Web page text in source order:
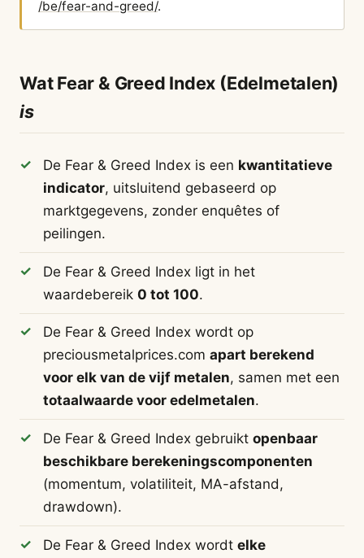
/be/fear-and-greed/.
Wat Fear & Greed Index (Edelmetalen)
is
De Fear & Greed Index is een kwantitatieve
indicator, uitsluitend gebaseerd op
marktgegevens, zonder enquêtes of
peilingen.
De Fear & Greed Index ligt in het
waardebereik 0 tot 100.
De Fear & Greed Index wordt op
preciousmetalprices.com apart berekend
voor elk van de vijf metalen, samen met een
totaalwaarde voor edelmetalen.
De Fear & Greed Index gebruikt openbaar
beschikbare berekeningscomponenten
(momentum, volatiliteit, MA-afstand,
drawdown).
De Fear & Greed Index wordt elke